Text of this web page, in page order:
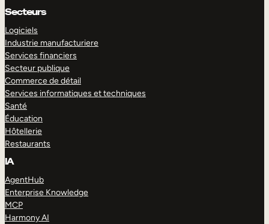
Secteurs
Logiciels
Industrie manufacturiere
Services financiers
Secteur publique
Commerce de détail
Services informatiques et techniques
Santé
Éducation
Hôtellerie
Restaurants
IA
AgentHub
Enterprise Knowledge
MCP
Harmony AI